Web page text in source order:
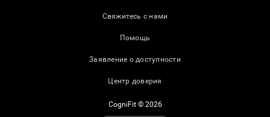
Свяжитесь с нами
Помощь
Заявление о доступности
Центр доверия
CogniFit © 2026